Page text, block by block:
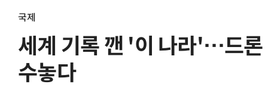
국제
세계 기록 깬 '이 나라'…드
수놓다